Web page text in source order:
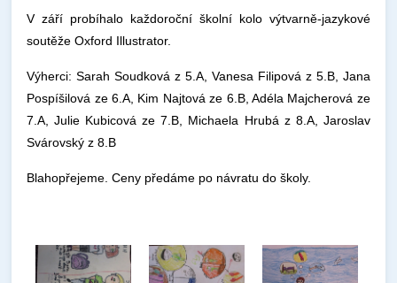
V září probíhalo každoroční školní kolo výtvarně-jazykové
soutěže Oxford Illustrator.
Výherci: Sarah Soudková z 5.A, Vanesa Filipová z 5.B, Jana
Pospíšilová ze 6.A, Kim Najtová ze 6.B, Adéla Majcherová ze
7.A, Julie Kubicová ze 7.B, Michaela Hrubá z 8.A, Jaroslav
Svárovský z 8.B
Blahopřejeme. Ceny předáme po návratu do školy.